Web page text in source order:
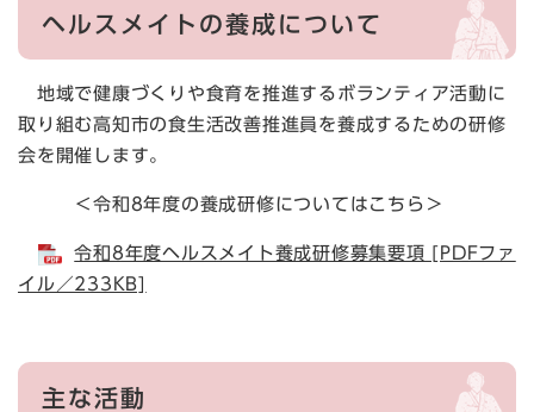
ヘルスメイトの養成について
地域で健康づくりや食育を推進するボランティア活動に
取り組む高知市の食生活改善推進員を養成するための研修
会を開催します。
＜令和8年度の養成研修についてはこちら＞
令和8年度ヘルスメイト養成研修募集要項 [PDFファ
イル／233KB]
主な活動